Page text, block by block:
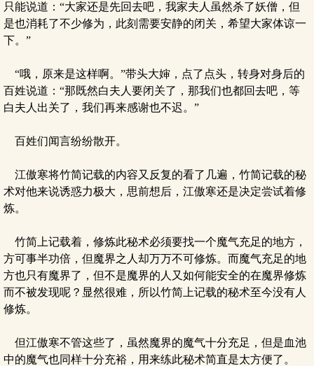
只能说道：“大家还是先回去吧，我家夫人虽然杀了妖僧，但
是也消耗了不少修为，此刻需要安静的闭关，希望大家体谅一
下。”
“哦，原来是这样啊。”带头大婶，点了点头，转身对身后的
百姓说道：“那既然白夫人要闭关了，那我们也都回去吧，等
白夫人出关了，我们再来感谢也不迟。”
百姓们闻言纷纷散开。
江傲寒将竹简记载的内容又反复的看了几遍，竹简记载的秘
术对他来说诱惑力极大，思前想后，江傲寒还是决定尝试着修
炼。
竹简上记载着，修炼此秘术必须要找一个魔气充足的地方，
方可事半功倍，但魔界之人却万万不可修炼。而魔气充足的地
方也只有魔界了，但不是魔界的人又如何能安全的在魔界修炼
而不被发现呢？显然很难，所以竹简上记载的秘术至今没有人
修炼。
但江傲寒不管这些了，虽然魔界的魔气十分充足，但是血池
中的魔气也同样十分充裕，用来练此秘术简直是太方便了。